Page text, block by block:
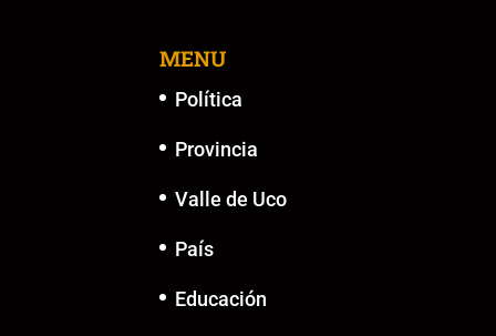
MENU
Política
Provincia
Valle de Uco
País
Educación